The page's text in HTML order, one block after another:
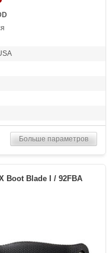
Больше параметров
Boot Blade I / 92FBA